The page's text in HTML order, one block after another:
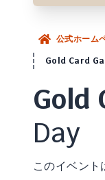
公式ホーム
Gold Card
Gold
Day
このイベント